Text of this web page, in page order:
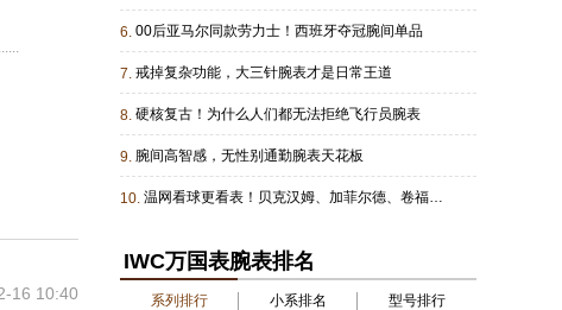
16 10:40
6. 00后亚马尔同款劳力士！西班牙夺冠腕间单品
7. 戒掉复杂功能，大三针腕表才是日常王道
8. 硬核复古！为什么人们都无法拒绝飞行员腕表
9. 腕间高智感，无性别通勤腕表天花板
10. 温网看球更看表！贝克汉姆、加菲尔德、卷福同款太会戴了
IWC万国表腕表排名
系列排行 小系排名 型号排行